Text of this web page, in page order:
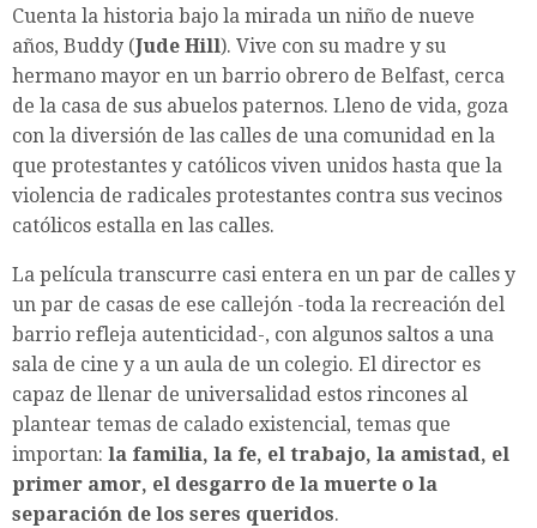
Cuenta la historia bajo la mirada un niño de nueve
años, Buddy (Jude Hill). Vive con su madre y su
hermano mayor en un barrio obrero de Belfast, cerca
de la casa de sus abuelos paternos. Lleno de vida, goza
con la diversión de las calles de una comunidad en la
que protestantes y católicos viven unidos hasta que la
violencia de radicales protestantes contra sus vecinos
católicos estalla en las calles.
La película transcurre casi entera en un par de calles y
un par de casas de ese callejón -toda la recreación del
barrio refleja autenticidad-, con algunos saltos a una
sala de cine y a un aula de un colegio. El director es
capaz de llenar de universalidad estos rincones al
plantear temas de calado existencial, temas que
importan: la familia, la fe, el trabajo, la amistad, el
primer amor, el desgarro de la muerte o la
separación de los seres queridos.